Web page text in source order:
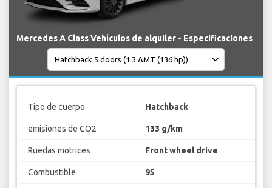
Mercedes A Class Vehículos de alquiler - Especificaciones
Tipo de cuerpo Hatchback
emisiones de CO2 133 g/km
Ruedas motrices Front wheel drive
Combustible 95